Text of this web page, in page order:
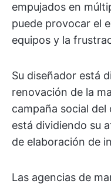
empujados en
puede provocar el
equipos y la
Su diseñador está
renovación de la
campaña social
está dividiendo su
de elaboración de
Las agencias de